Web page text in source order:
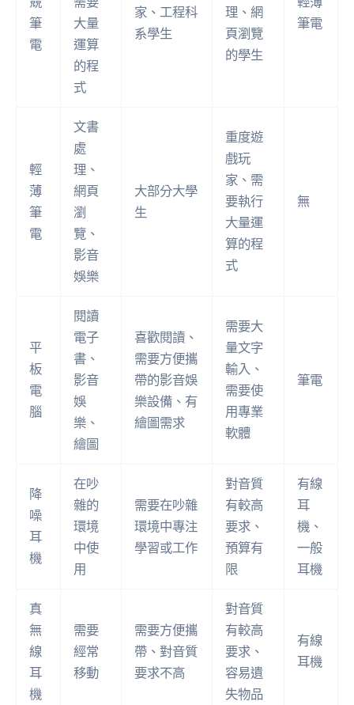
筆
電
大量
運算
的程
式
家、工程科
系學生
理、網
頁瀏覽
的學生
筆電
輕
薄
筆
電
文書
處
理、
網頁
瀏
覽、
影音
娛樂
大部分大學
生
重度遊
戲玩
家、需
要執行
大量運
算的程
式
無
平
板
電
腦
閱讀
電子
書、
影音
娛
樂、
繪圖
喜歡閱讀、
需要方便攜
帶的影音娛
樂設備、有
繪圖需求
需要大
量文字
輸入、
需要使
用專業
軟體
筆電
降
噪
耳
機
在吵
雜的
環境
中使
用
需要在吵雜
環境中專注
學習或工作
對音質
有較高
要求、
預算有
限
有線
耳
機、
一般
耳機
真
無
線
耳
機
需要
經常
移動
需要方便攜
帶、對音質
要求不高
對音質
有較高
要求、
容易遺
失物品
有線
耳機